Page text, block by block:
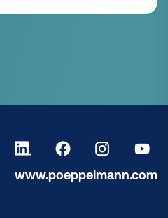
www.poeppelmann.com